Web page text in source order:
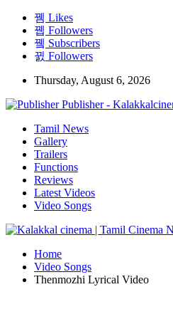
Likes
Followers
Subscribers
Followers
Thursday, August 6, 2026
Publisher -
Tamil News
Gallery
Trailers
Functions
Reviews
Latest Videos
Video Songs
Home
Video Songs
Thenmozhi Lyrical Video